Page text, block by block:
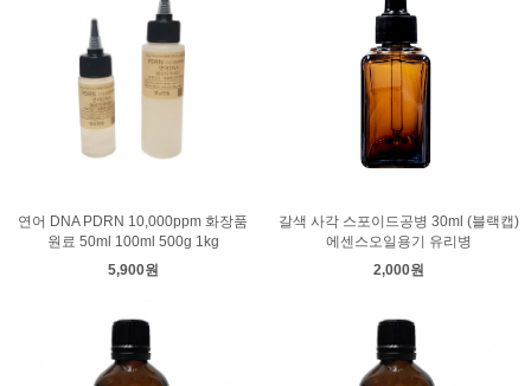
연어 DNA PDRN 10,000ppm 화장품
원료 50ml 100ml 500g 1kg
5,900원
갈색 사각 스포이드공병 30ml (블랙캡)
에센스오일용기 유리병
2,000원